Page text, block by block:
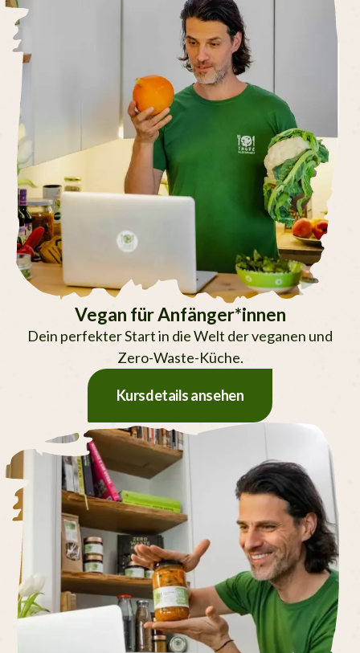
Vegan für Anfänger*innen
Dein perfekter Start in die Welt der veganen und
Zero-Waste-Küche.
Kursdetails ansehen